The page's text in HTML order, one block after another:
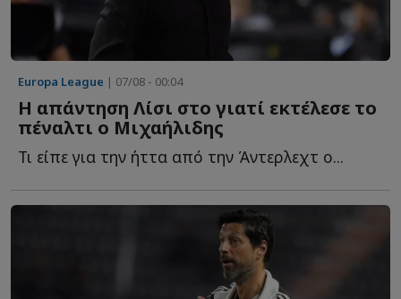
Europa League | 07/08 - 00:04
Η απάντηση Λίσι στο γιατί εκτέλεσε το
πέναλτι ο Μιχαήλιδης
Τι είπε για την ήττα από την Άντερλεχτ ο...